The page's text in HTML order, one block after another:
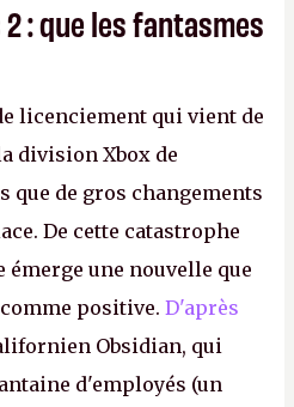
: que les fantasmes
licenciement qui vient de
division Xbox de
que de gros changements
De cette catastrophe
une nouvelle que
positive. D'après
Obsidian, qui
d'employés (un